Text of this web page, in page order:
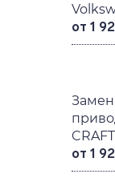
от 1
от 1